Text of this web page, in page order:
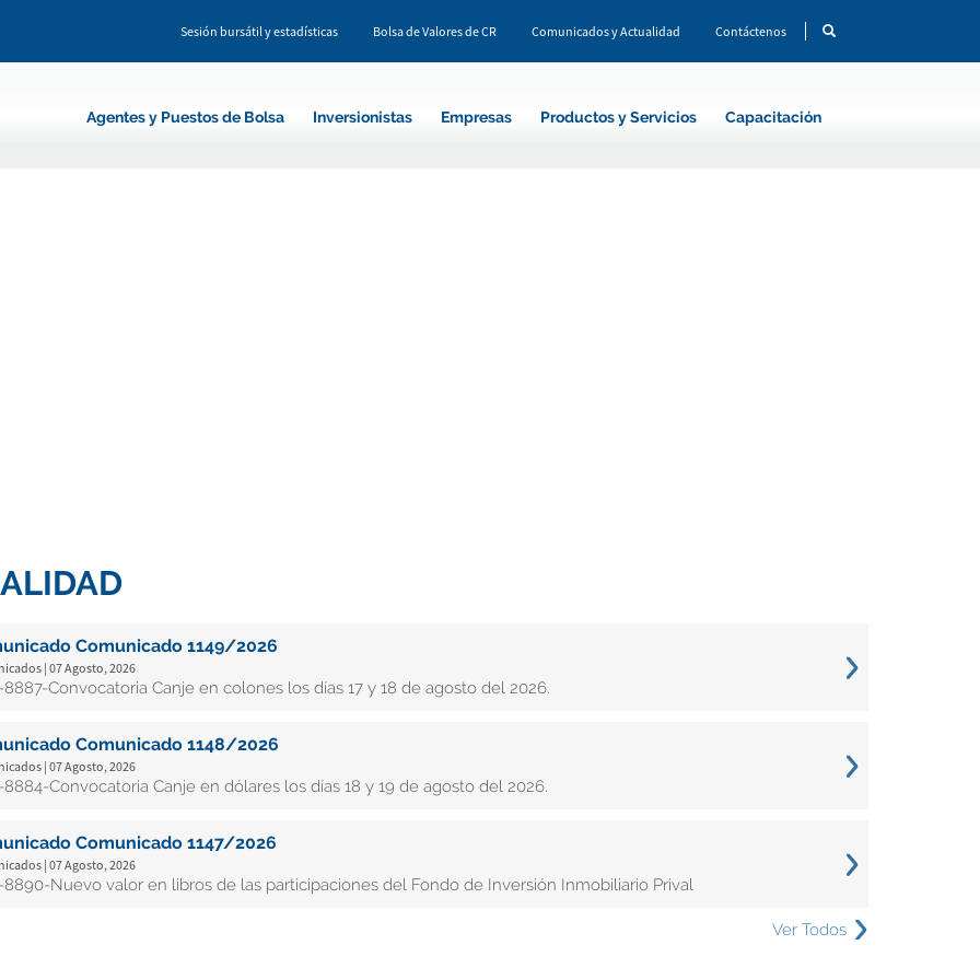
Sesión bursátil y estadísticas Bolsa de Valores de CR Comunicados y Actualidad Contáctenos
Agentes y Puestos de Bolsa Inversionistas Empresas Productos y Servicios Capacitación
Comunicado 1149/2026
| 07 Agosto, 2026
8887-Convocatoria Canje en colones los días 17 y 18 de agosto del 2026.
Comunicado 1148/2026
| 07 Agosto, 2026
8884-Convocatoria Canje en dólares los días 18 y 19 de agosto del 2026.
Comunicado 1147/2026
| 07 Agosto, 2026
8890-Nuevo valor en libros de las participaciones del Fondo de Inversión Inmobiliario Prival
Ver Todos